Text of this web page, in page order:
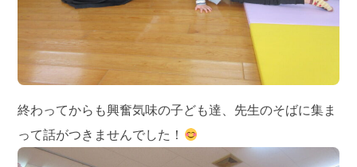
終わってからも興奮気味の子ども達、先生のそばに集ま
って話がつきませんでした！